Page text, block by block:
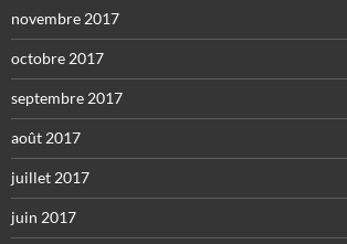
novembre 2017
octobre 2017
septembre 2017
août 2017
juillet 2017
juin 2017